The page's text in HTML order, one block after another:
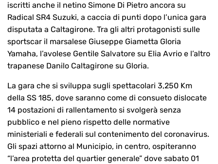
iscritti anche il netino Simone Di Pietro ancora su
Radical SR4 Suzuki, a caccia di punti dopo l’unica gara
disputata a Caltagirone. Tra gli altri protagonisti sulle
sportscar il marsalese Giuseppe Giametta Gloria
Yamaha, l’avolese Gentile Salvatore su Elia Avrio e l’altro
trapanese Danilo Caltagirone su Gloria.
La gara che si sviluppa sugli spettacolari 3,250 Km
della SS 185, dove saranno come di consueto dislocate
14 postazioni di rallentamento si svolgerà senza
pubblico e nel pieno rispetto delle normative
ministeriali e federali sul contenimento del coronavirus.
Gli spazi attorno al Municipio, in centro, ospiteranno
“l’area protetta del quartier generale” dove sabato 01